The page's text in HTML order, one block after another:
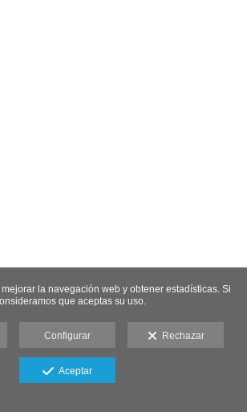
la navegación web y obtener estadísticas. Si
que aceptas su uso.
Configurar Rechazar
Aceptar